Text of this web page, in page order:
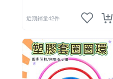
近期銷量42件